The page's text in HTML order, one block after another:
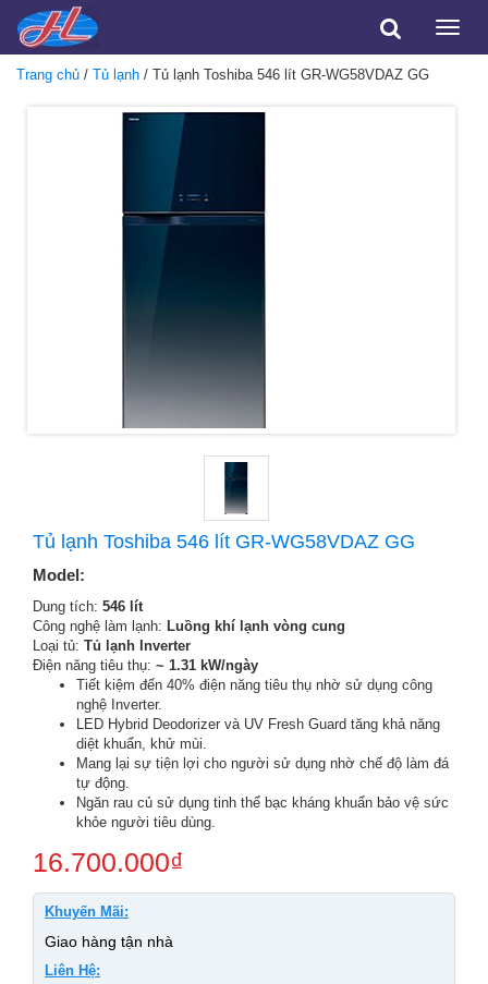
Toggle
Trang chủ / Tủ lạnh / Tủ lạnh Toshiba 546 lít GR-WG58VDAZ GG
Tủ lạnh Toshiba 546 lít GR-WG58VDAZ GG
Model:
Dung tích: 546 lít
Công nghệ làm lạnh: Luồng khí lạnh vòng cung
Loại tủ: Tủ lạnh Inverter
Điện năng tiêu thụ: ~ 1.31 kW/ngày
Tiết kiệm đến 40% điện năng tiêu thụ nhờ sử dụng công
nghệ Inverter.
LED Hybrid Deodorizer và UV Fresh Guard tăng khả năng
diệt khuẩn, khử mùi.
Mang lại sự tiện lợi cho người sử dụng nhờ chế độ làm đá
tự động.
Ngăn rau củ sử dụng tinh thể bạc kháng khuẩn bảo vệ sức
khỏe người tiêu dùng.
16.700.000₫
Khuyến Mãi:
Giao hàng tận nhà
Liên Hệ: